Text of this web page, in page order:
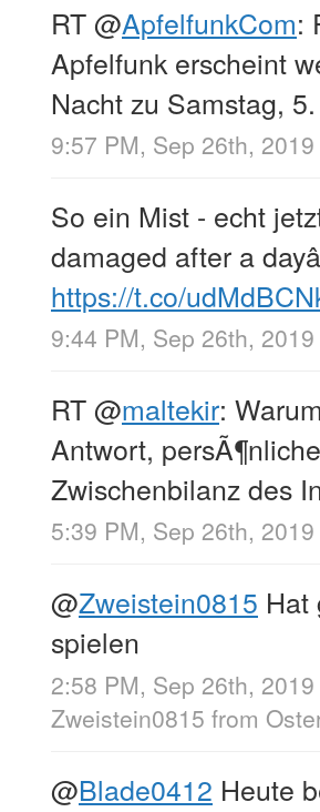
RT@ApfelfunkCom:
Apfelfunk erscheint
Nacht zu Samstag,
9:57 PM, Sep 26th, 2019
So ein Mist - echt
damaged after a
https://t.co/
9:44 PM, Sep 26th, 2019
RT@maltekir:
Antwort,
Zwischenbilanz des
5:39 PM, Sep 26th, 2019
@Zweistein0815 Hat
spielen
2:58 PM, Sep 26th, 2019
Zweistein0815 from
@Blade0412 Heute